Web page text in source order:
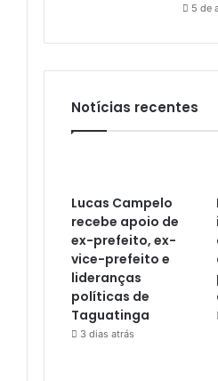
5 de
Notícias recentes
Lucas Campelo
recebe apoio de
ex-prefeito, ex-
vice-prefeito e
lideranças
políticas de
Taguatinga
3 dias atrás